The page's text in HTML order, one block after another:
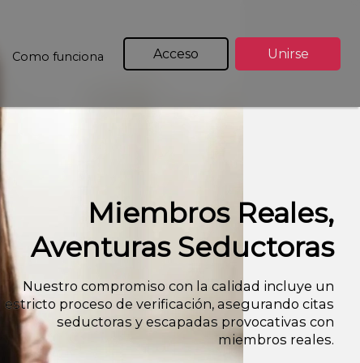
Como funciona Acceso Unirse
Miembros Reales,
Aventuras Seductoras
Nuestro compromiso con la calidad incluye un
estricto proceso de verificación, asegurando citas
seductoras y escapadas provocativas con
miembros reales.